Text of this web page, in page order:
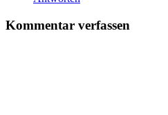
Kommentar verfassen